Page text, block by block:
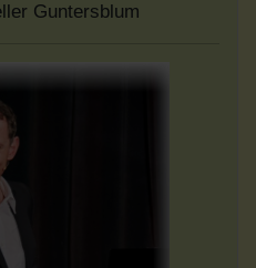
Guntersblum